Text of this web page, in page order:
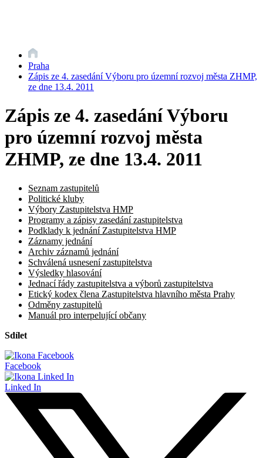
Praha
Zápis ze 4. zasedání Výboru pro územní rozvoj města ZHMP,
ze dne 13.4. 2011
Zápis ze 4. zasedání Výboru
pro územní rozvoj města
ZHMP, ze dne 13.4. 2011
Seznam zastupitelů
Politické kluby
Výbory Zastupitelstva HMP
Programy a zápisy zasedání zastupitelstva
Podklady k jednání Zastupitelstva HMP
Záznamy jednání
Archiv záznamů jednání
Schválená usnesení zastupitelstva
Výsledky hlasování
Jednací řády zastupitelstva a výborů zastupitelstva
Etický kodex člena Zastupitelstva hlavního města Prahy
Odměny zastupitelů
Manuál pro interpelující občany
Sdílet
Facebook
Linked In